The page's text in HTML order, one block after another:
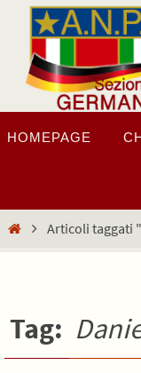
Salta
contenuto
alHOMEPAGE
HomeArticoli taggati
Tag: